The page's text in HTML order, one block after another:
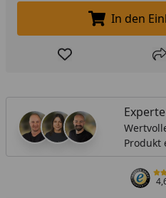
In den
Produkt zur
Produkt